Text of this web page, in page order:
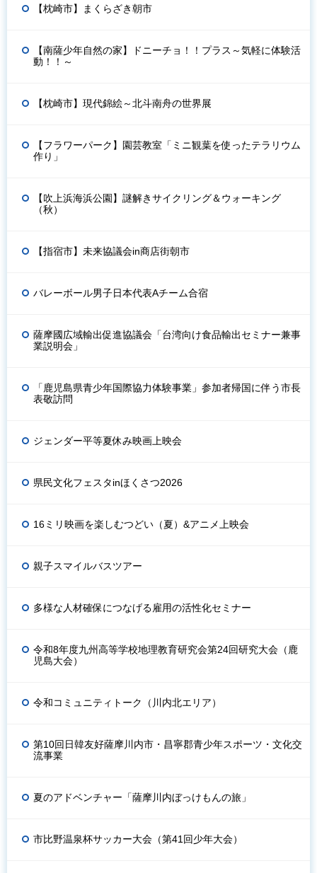
【枕崎市】まくらざき朝市
【南薩少年自然の家】ドニーチョ！！プラス～気軽に体験活
動！！～
【枕崎市】現代錦絵～北斗南舟の世界展
【フラワーパーク】園芸教室「ミニ観葉を使ったテラリウム
作り」
【吹上浜海浜公園】謎解きサイクリング＆ウォーキング
（秋）
【指宿市】未来協議会in商店街朝市
バレーボール男子日本代表Aチーム合宿
薩摩國広域輸出促進協議会「台湾向け食品輸出セミナー兼事
業説明会」
「鹿児島県青少年国際協力体験事業」参加者帰国に伴う市長
表敬訪問
ジェンダー平等夏休み映画上映会
県民文化フェスタinほくさつ2026
16ミリ映画を楽しむつどい（夏）&アニメ上映会
親子スマイルバスツアー
多様な人材確保につなげる雇用の活性化セミナー
令和8年度九州高等学校地理教育研究会第24回研究大会（鹿
児島大会）
令和コミュニティトーク（川内北エリア）
第10回日韓友好薩摩川内市・昌寧郡青少年スポーツ・文化交
流事業
夏のアドベンチャー「薩摩川内ぼっけもんの旅」
市比野温泉杯サッカー大会（第41回少年大会）